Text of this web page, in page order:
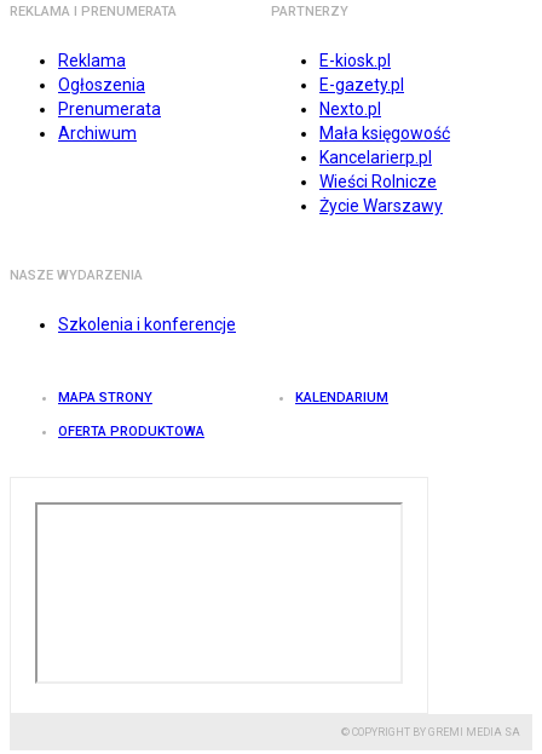
REKLAMA I PRENUMERATA
Reklama
Ogłoszenia
Prenumerata
Archiwum
PARTNERZY
E-kiosk.pl
E-gazety.pl
Nexto.pl
Mała księgowość
Kancelarierp.pl
Wieści Rolnicze
Życie Warszawy
NASZE WYDARZENIA
Szkolenia i konferencje
MAPA STRONY KALENDARIUM
OFERTA PRODUKTOWA
© COPYRIGHT BY GREMI MEDIA SA